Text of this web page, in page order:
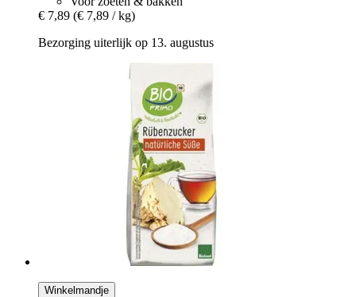
€ 7,89 (€ 7,89 / kg)
Bezorging uiterlijk op 13. augustus
Winkelmandje